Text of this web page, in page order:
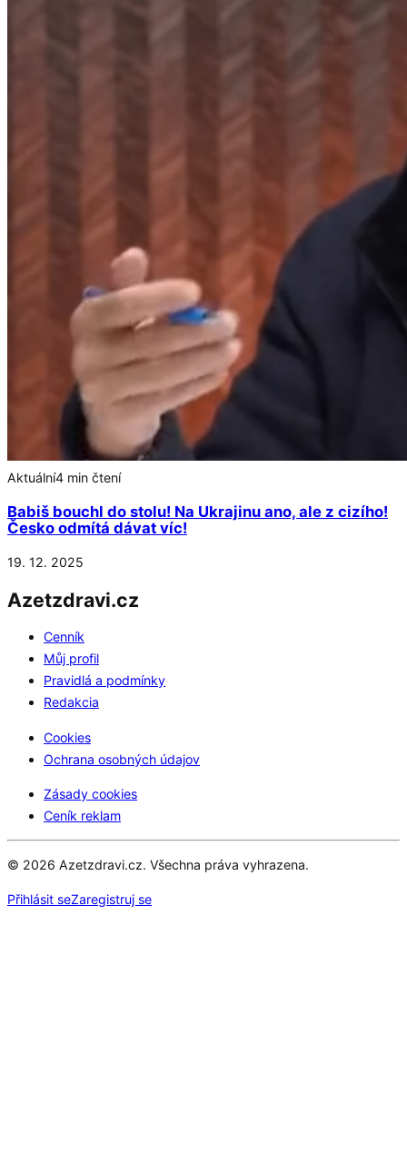
Aktuální4 min čtení
Babiš bouchl do stolu! Na Ukrajinu ano, ale z cizího!
Česko odmítá dávat víc!
19. 12. 2025
Azetzdravi.cz
Cenník
Můj profil
Pravidlá a podmínky
Redakcia
Cookies
Ochrana osobných údajov
Zásady cookies
Ceník reklam
© 2026 Azetzdravi.cz. Všechna práva vyhrazena.
Přihlásit seZaregistruj se